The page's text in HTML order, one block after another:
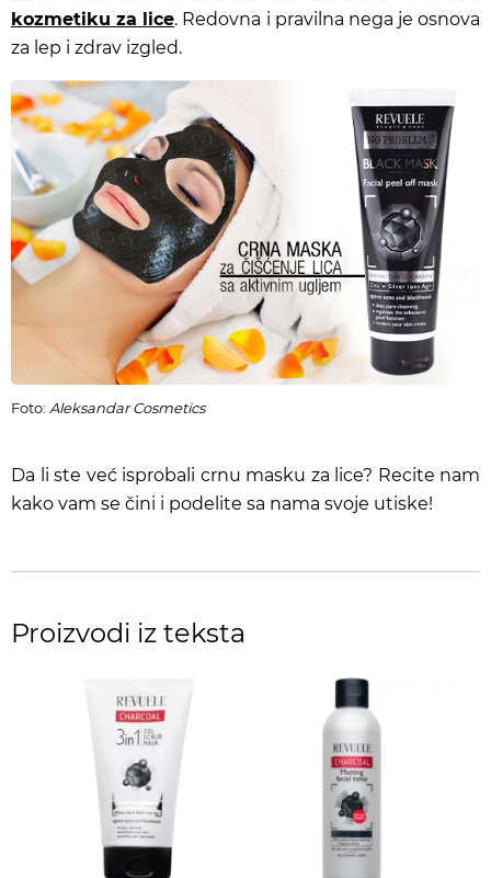
kozmetiku za lice. Redovna i pravilna nega je osnova
za lep i zdrav izgled.
Foto: Aleksandar Cosmetics
Da li ste već isprobali crnu masku za lice? Recite nam
kako vam se čini i podelite sa nama svoje utiske!
Proizvodi iz teksta